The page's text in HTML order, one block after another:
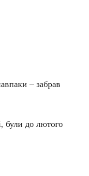
– забрав
були до лютого